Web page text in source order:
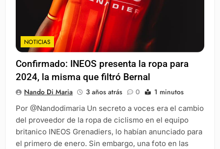
NOTICIAS
Confirmado: INEOS presenta la ropa para
2024, la misma que filtró Bernal
Nando Di Maria 3 años atrás 0 1 minutos
Por @Nandodimaria Un secreto a voces era el cambio
del proveedor de la ropa de ciclismo en el equipo
britanico INEOS Grenadiers, lo habían anunciado para
el primero de enero. Sin embargo, una foto en las